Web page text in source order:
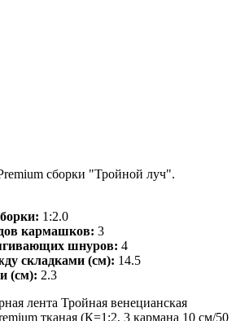
сборки "Тройной луч".
1:2.0
кармашков: 3
шнуров: 4
складками (см): 14.5
(см): 2.3
лента Тройная венецианская
тканая (К=1:2, 3 кармана 10 см/50